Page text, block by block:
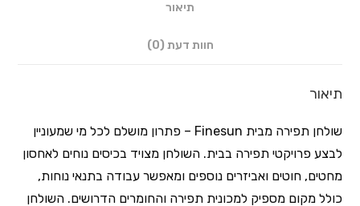
תיאור
חוות דעת (0)
תיאור
שולחן תפירה מבית Finesun – פתרון מושלם לכל מי שמעוניין
לבצע פרויקטי תפירה בבית. השולחן מצויד בכיסים נוחים לאחסון
מחטים, חוטים ואביזרים נוספים ומאפשר עבודה בתנאי נוחות,
כולל מקום מספיק למכונית תפירה והחומרים הדרושים. השולחן